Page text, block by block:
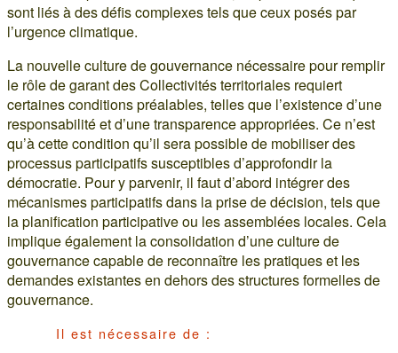
sont liés à des défis complexes tels que ceux posés par
l’urgence climatique.
La nouvelle culture de gouvernance nécessaire pour remplir
le rôle de garant des Collectivités territoriales requiert
certaines conditions préalables, telles que l’existence d’une
responsabilité et d’une transparence appropriées. Ce n’est
qu’à cette condition qu’il sera possible de mobiliser des
processus participatifs susceptibles d’approfondir la
démocratie. Pour y parvenir, il faut d’abord intégrer des
mécanismes participatifs dans la prise de décision, tels que
la planification participative ou les assemblées locales. Cela
implique également la consolidation d’une culture de
gouvernance capable de reconnaître les pratiques et les
demandes existantes en dehors des structures formelles de
gouvernance.
Il est nécessaire de :